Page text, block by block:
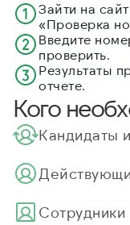
Зайти на
«Проверка
Введите
проверить.
Результаты
отчете.
Кого
Кандидаты